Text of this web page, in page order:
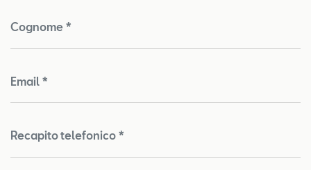
Cognome *
Email *
Recapito telefonico *